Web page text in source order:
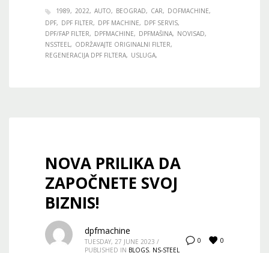
1989 2022 AUTO BEOGRAD CAR
DOFMACHINE
DPF
DPF FILTER DPF MACHINE
DPF SERVIS
DPF/FAP FILTER
DPFMACHINE DPFMAŠINA
NOVISAD
NSSTEEL
ODRŽAVAJTE ORIGINALNI FILTER
REGENERACIJA DPF FILTERA
USLUGA
NOVA PRILIKA DA
ZAPOČNETE SVOJ
BIZNIS!
0 0
dpfmachine
TUESDAY, 27 JUNE 2023 /
PUBLISHED IN BLOGS, NS-STEEL